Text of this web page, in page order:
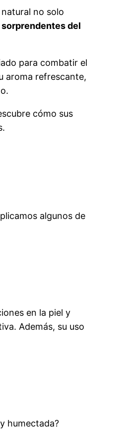
no solo
del
para combatir el
aroma refrescante,
cómo sus
algunos de
en la piel y
Además, su uso
humectada?